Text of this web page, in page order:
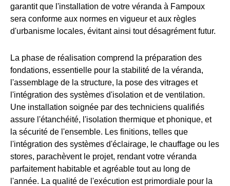
garantit que l'installation de votre véranda à Fampoux
sera conforme aux normes en vigueur et aux règles
d'urbanisme locales, évitant ainsi tout désagrément futur.
La phase de réalisation comprend la préparation des
fondations, essentielle pour la stabilité de la véranda,
l'assemblage de la structure, la pose des vitrages et
l'intégration des systèmes d'isolation et de ventilation.
Une installation soignée par des techniciens qualifiés
assure l'étanchéité, l'isolation thermique et phonique, et
la sécurité de l'ensemble. Les finitions, telles que
l'intégration des systèmes d'éclairage, le chauffage ou les
stores, parachèvent le projet, rendant votre véranda
parfaitement habitable et agréable tout au long de
l'année. La qualité de l'exécution est primordiale pour la